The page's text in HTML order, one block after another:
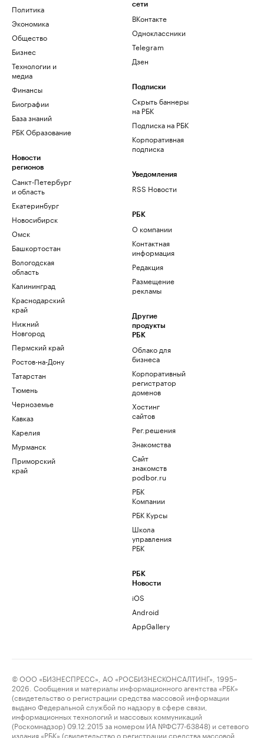
Политика
Экономика
Общество
Бизнес
Технологии и
медиа
Финансы
Биографии
База знаний
РБК Образование
Новости
регионов
Санкт-Петербург
и область
Екатеринбург
Новосибирск
Омск
Башкортостан
Вологодская
область
Калининград
Краснодарский
край
Нижний
Новгород
Пермский край
Ростов-на-Дону
Татарстан
Тюмень
Черноземье
Кавказ
Карелия
Мурманск
Приморский
край
сети
ВКонтакте
Одноклассники
Telegram
Дзен
Подписки
Скрыть баннеры
на РБК
Подписка на РБК
Корпоративная
подписка
Уведомления
RSS Новости
РБК
О компании
Контактная
информация
Редакция
Размещение
рекламы
Другие
продукты
РБК
Облако для
бизнеса
Корпоративный
регистратор
доменов
Хостинг
сайтов
Рег.решения
Знакомства
Сайт
знакомств
podbor.ru
РБК
Компании
РБК Курсы
Школа
управления
РБК
РБК
Новости
iOS
Android
AppGallery
© ООО «БИЗНЕСПРЕСС», АО «РОСБИЗНЕСКОНСАЛТИНГ», 1995–
2026. Сообщения и материалы информационного агентства «РБК»
(свидетельство о регистрации средства массовой информации
выдано Федеральной службой по надзору в сфере связи,
информационных технологий и массовых коммуникаций
(Роскомнадзор) 09.12.2015 за номером ИА №ФС77-63848) и сетевого
издания «РБК» (свидетельство о регистрации средства массовой